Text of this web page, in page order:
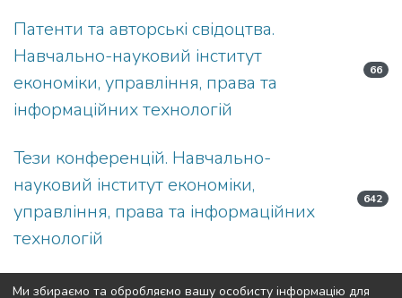
Патенти та авторські свідоцтва.
Навчально-науковий інститут
економіки, управління, права та
інформаційних технологій
66
Тези конференцій. Навчально-
науковий інститут економіки,
управління, права та інформаційних
технологій
642
Фахові видання 654
Ми збираємо та обробляємо вашу особисту інформацію для